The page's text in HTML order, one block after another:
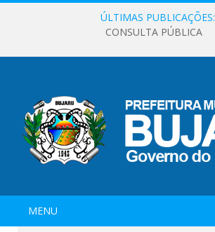
ÚLTIMAS PUBLICAÇÕES:
CONSULTA PÚBLICA
MENU